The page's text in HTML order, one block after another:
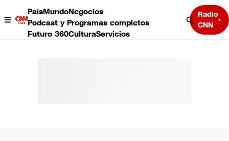
PaísMundoNegocios
Podcast y Programas completos
Futuro 360CulturaServicios
Radio
CNN